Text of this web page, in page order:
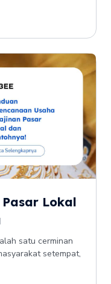
Lokal
satu cerminan
setempat,